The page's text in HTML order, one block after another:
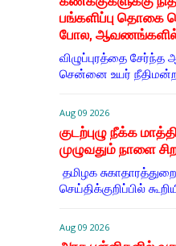
பங்களிப்பு தொகை
போல, ஆவணங்களில்
விழுப்புரத்தை
சென்னை உயர்
Aug 09 2026
குடற்புழு நீக்க
முழுவதும் நாளை
தமிழக
செய்திக்குறிப்பில்
Aug 09 2026